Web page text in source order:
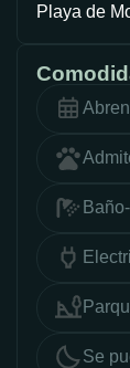
Playa de
Se